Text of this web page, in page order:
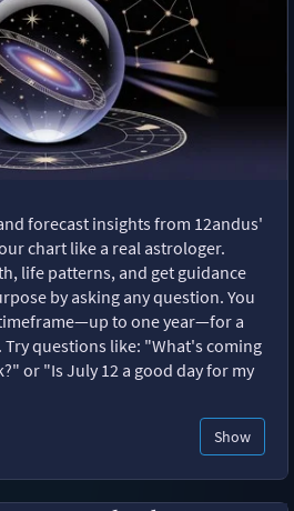
forecast insights from 12andus'
chart like a real astrologer.
life patterns, and get guidance
by asking any question. You
to one year—for a
questions like: "What's coming
or "Is July 12 a good day for my
Show